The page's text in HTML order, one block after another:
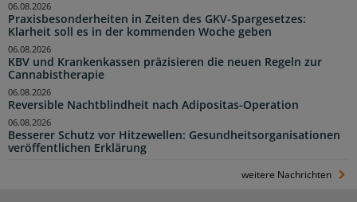
Praxisbesonderheiten in Zeiten des GKV-Spargesetzes:
Klarheit soll es in der kommenden Woche geben
06.08.2026
KBV und Krankenkassen präzisieren die neuen Regeln zur
Cannabistherapie
06.08.2026
Reversible Nachtblindheit nach Adipositas-Operation
06.08.2026
Besserer Schutz vor Hitzewellen: Gesundheitsorganisationen
veröffentlichen Erklärung
06.08.2026
weitere Nachrichten